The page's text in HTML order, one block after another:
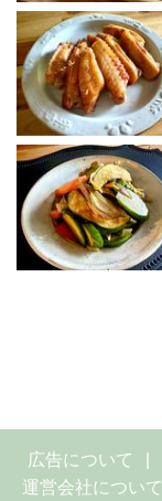
広告について
運営会社について